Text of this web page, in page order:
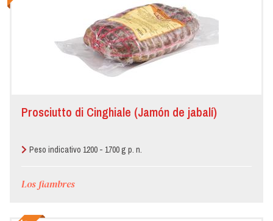
Prosciutto di Cinghiale (Jamón de jabalí)
Peso indicativo 1200 - 1700 g p. n.
Los fiambres